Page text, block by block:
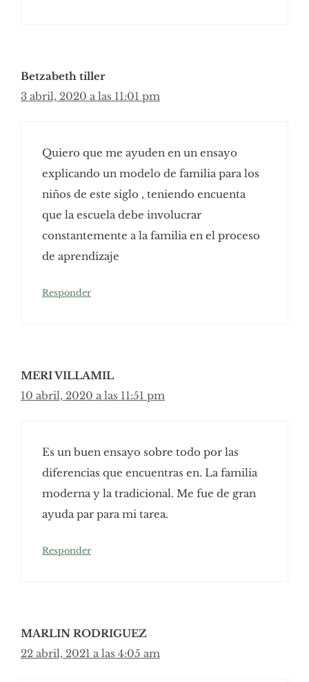
Betzabeth tiller
3 abril, 2020 a las 11:01 pm
Quiero que me ayuden en un ensayo
explicando un modelo de familia para los
niños de este siglo , teniendo encuenta
que la escuela debe involucrar
constantemente a la familia en el proceso
de aprendizaje
Responder
MERI VILLAMIL
10 abril, 2020 a las 11:51 pm
Es un buen ensayo sobre todo por las
diferencias que encuentras en. La familia
moderna y la tradicional. Me fue de gran
ayuda par para mi tarea.
Responder
MARLIN RODRIGUEZ
22 abril, 2021 a las 4:05 am